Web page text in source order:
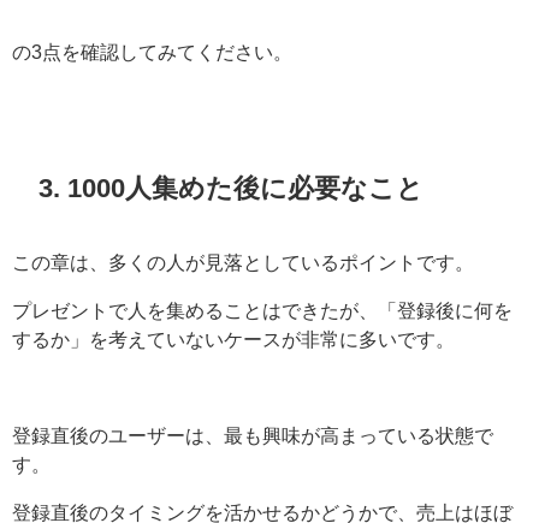
の3点を確認してみてください。
3. 1000人集めた後に必要なこと
この章は、多くの人が見落としているポイントです。
プレゼントで人を集めることはできたが、「登録後に何を
するか」を考えていないケースが非常に多いです。
登録直後のユーザーは、最も興味が高まっている状態で
す。
登録直後のタイミングを活かせるかどうかで、売上はほぼ